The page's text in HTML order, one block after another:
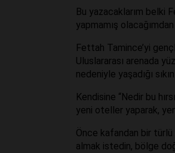
Bu yazacaklarım belki
yapmamış
Fettah Tamince’yi
Uluslararası arenada
nedeniyle yaşadığı
Kendisine “Nedir bu
yeni oteller yaparak,
Önce kafandan bir türlü
almak istedin, bölge